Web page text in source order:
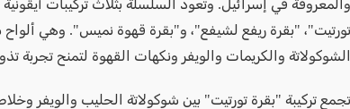
والمعروفة في إسرائيل. وتعود السلسلة بثلاث تركيبات
الشوكولاتة والكريمات والويفر ونكهات القهوة لتمنح تجربة
تجمع تركيبة "بقرة تورتيت" بين شوكولاتة الحليب والويفر